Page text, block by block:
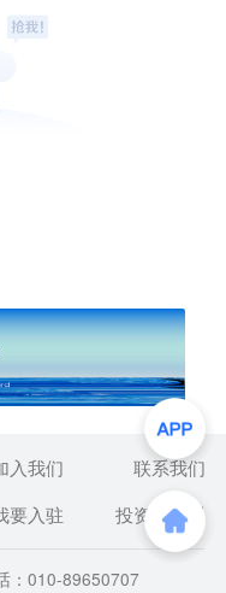
入我们
联系我们
要入驻 投资者关系
：010-89650707